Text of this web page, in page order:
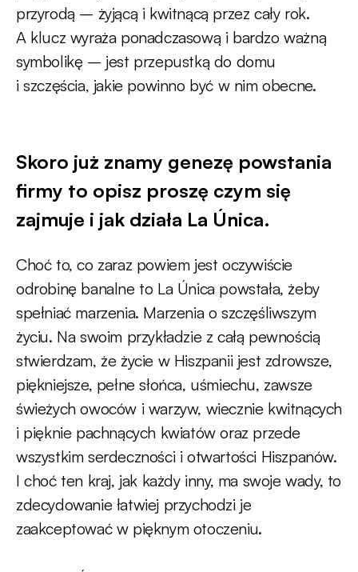
przyrodą – żyjącą i kwitnącą przez cały rok.
A klucz wyraża ponadczasową i bardzo ważną
symbolikę – jest przepustką do domu
i szczęścia, jakie powinno być w nim obecne.
Skoro już znamy genezę powstania
firmy to opisz proszę czym się
zajmuje i jak działa La Única.
Choć to, co zaraz powiem jest oczywiście
odrobinę banalne to La Única powstała, żeby
spełniać marzenia. Marzenia o szczęśliwszym
życiu. Na swoim przykładzie z całą pewnością
stwierdzam, że życie w Hiszpanii jest zdrowsze,
piękniejsze, pełne słońca, uśmiechu, zawsze
świeżych owoców i warzyw, wiecznie kwitnących
i pięknie pachnących kwiatów oraz przede
wszystkim serdeczności i otwartości Hiszpanów.
I choć ten kraj, jak każdy inny, ma swoje wady, to
zdecydowanie łatwiej przychodzi je
zaakceptować w pięknym otoczeniu.